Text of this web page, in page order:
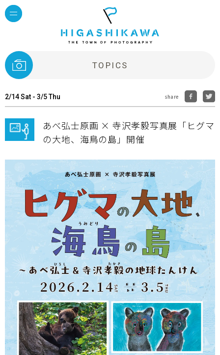
TOPICS
2/14 Sat - 3/5 Thu share
あべ弘士原画 × 寺沢孝毅写真展「ヒグマ
の大地、海鳥の島」開催